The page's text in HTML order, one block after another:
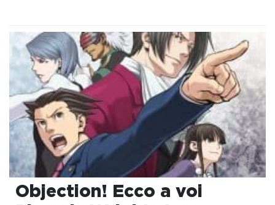
Objection! Ecco a voi